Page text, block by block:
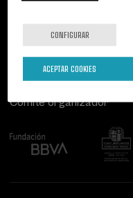
Comité organizador
CONFIGURAR
ACEPTAR COOKIES